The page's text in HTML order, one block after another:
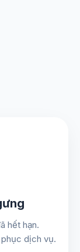
hết hạn.
dịch vụ.